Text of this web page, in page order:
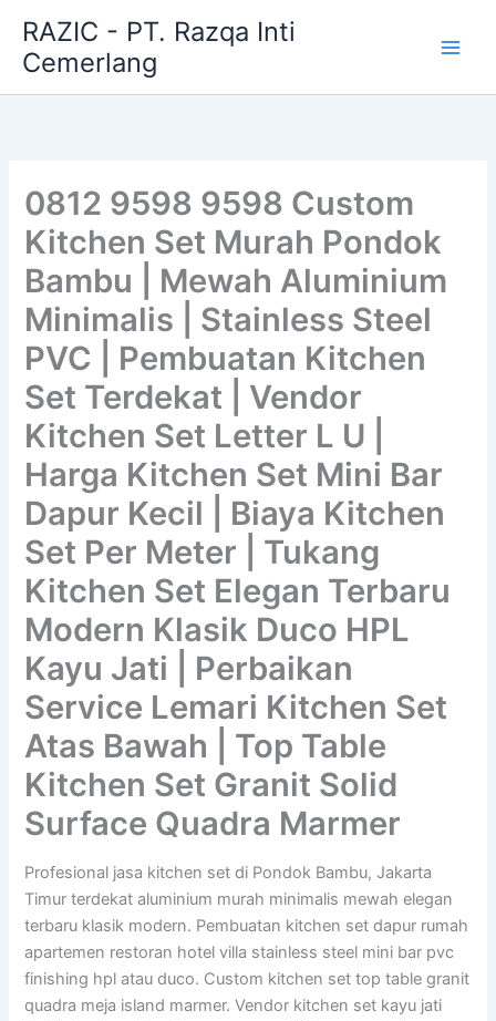
content
RAZIC - PT. Razqa Inti
Cemerlang
0812 9598 9598 Custom
Kitchen Set Murah Pondok
Bambu | Mewah Aluminium
Minimalis | Stainless Steel
PVC | Pembuatan Kitchen
Set Terdekat | Vendor
Kitchen Set Letter L U |
Harga Kitchen Set Mini Bar
Dapur Kecil | Biaya Kitchen
Set Per Meter | Tukang
Kitchen Set Elegan Terbaru
Modern Klasik Duco HPL
Kayu Jati | Perbaikan
Service Lemari Kitchen Set
Atas Bawah | Top Table
Kitchen Set Granit Solid
Surface Quadra Marmer
Profesional jasa kitchen set di Pondok Bambu, Jakarta
Timur terdekat aluminium murah minimalis mewah elegan
terbaru klasik modern. Pembuatan kitchen set dapur rumah
apartemen restoran hotel villa stainless steel mini bar pvc
finishing hpl atau duco. Custom kitchen set top table granit
quadra meja island marmer. Vendor kitchen set kayu jati